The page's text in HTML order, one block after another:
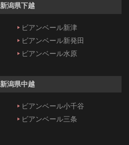
新潟県下越
ビアンベール新津
ビアンベール新発田
ビアンベール水原
新潟県中越
ビアンベール小千谷
ビアンベール三条